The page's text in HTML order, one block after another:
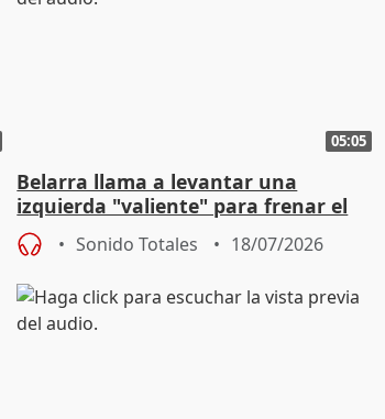
05:05
Belarra llama a levantar una
izquierda "valiente" para frenar el
avance de la extrema derecha
Sonido Totales 18/07/2026